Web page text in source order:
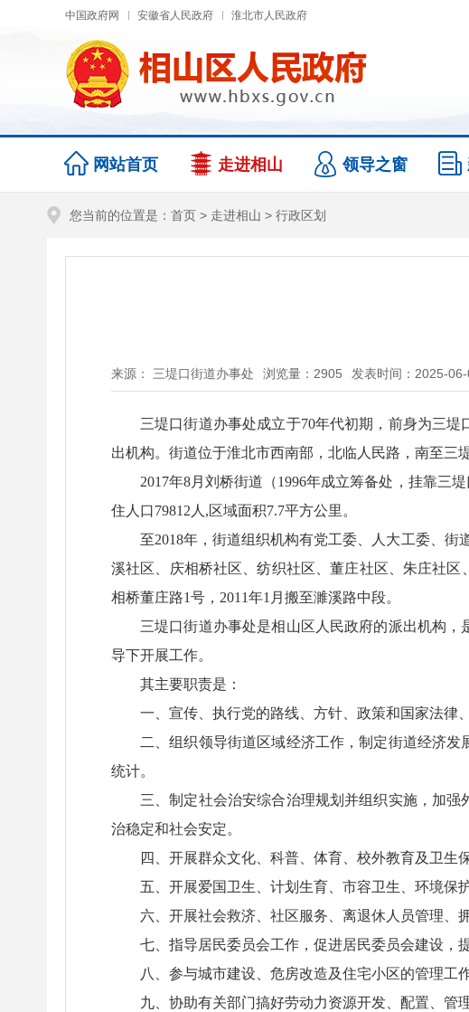
中国政府网 安徽省人民政府 淮北市人民政府
网站首页 走进相山 领导之窗
您当前的位置是： 首页 > 走进相山 > 行政区划
来源： 三堤口街道办事处 浏览量： 2905 发表时间：2025-
三堤口街道办事处成立于70年代初期，前身为三
出机构。街道位于淮北市西南部，北临人民路，南至三
2017年8月刘桥街道（1996年成立筹备处，挂靠三
住人口79812人,区域面积7.7平方公里。
至2018年，街道组织机构有党工委、人大工委、
溪社区、庆相桥社区、纺织社区、董庄社区、朱庄社
相桥董庄路1号，2011年1月搬至濉溪路中段。
三堤口街道办事处是相山区人民政府的派出机构
导下开展工作。
其主要职责是：
一、宣传、执行党的路线、方针、政策和国家法律
二、组织领导街道区域经济工作，制定街道经济
统计。
三、制定社会治安综合治理规划并组织实施，加
治稳定和社会安定。
四、开展群众文化、科普、体育、校外教育及卫生
五、开展爱国卫生、计划生育、市容卫生、环境保
六、开展社会救济、社区服务、离退休人员管理、
七、指导居民委员会工作，促进居民委员会建设，
八、参与城市建设、危房改造及住宅小区的管理工作
九、协助有关部门搞好劳动力资源开发、配置、管